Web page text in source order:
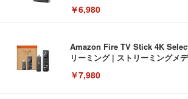
￥6,980
Amazon Fire TV Stick 4K
リーミング | ストリーミングメ
￥7,980